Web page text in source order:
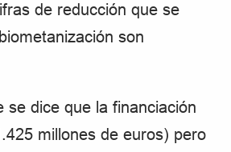
de reducción que se
son
se dice que la financiación
millones de euros) pero